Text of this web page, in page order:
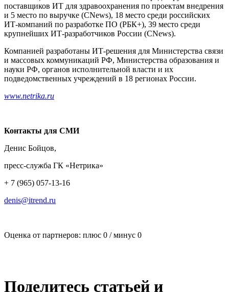
поставщиков ИТ для здравоохранения по проектам внедрения
и 5 место по выручке (CNews), 18 место среди российских
ИТ-компаний по разработке ПО (РБК+), 39 место среди
крупнейших ИТ-разработчиков России (CNews).
Компанией разработаны ИТ-решения для Министерства связи
и массовых коммуникаций РФ, Министерства образования и
науки РФ, органов исполнительной власти и их
подведомственных учреждений в 18 регионах России.
www.netrika.ru
Контакты для СМИ
Денис Бойцов,
пресс-служба ГК «Нетрика»
+ 7 (965) 057-13-16
denis@itrend.ru
Оценка от партнеров: плюс 0 / минус 0
Поделитесь статьей и